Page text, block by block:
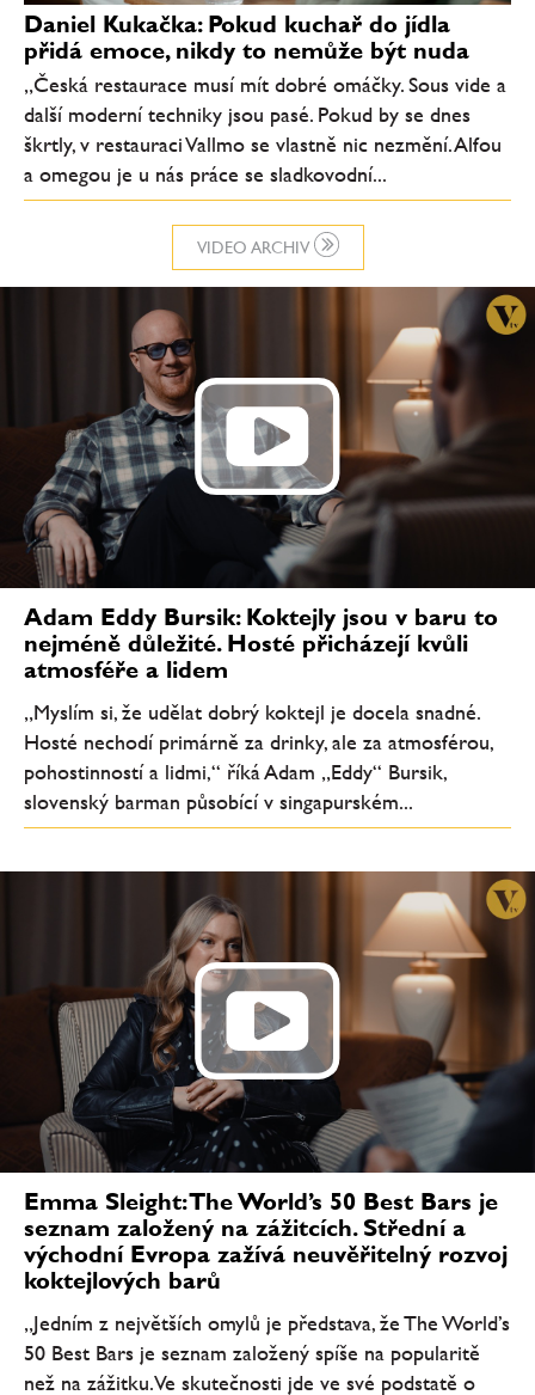
VIDEO ARCHIV
Daniel Kukačka: Pokud kuchař do jídla
přidá emoce, nikdy to nemůže být nuda
„Česká restaurace musí mít dobré omáčky. Sous vide a
další moderní techniky jsou pasé. Pokud by se dnes
škrtly, v restauraci Vallmo se vlastně nic nezmění. Alfou
a omegou je u nás práce se sladkovodní...
Adam Eddy Bursik: Koktejly jsou v baru to
nejméně důležité. Hosté přicházejí kvůli
atmosféře a lidem
„Myslím si, že udělat dobrý koktejl je docela snadné.
Hosté nechodí primárně za drinky, ale za atmosférou,
pohostinností a lidmi,“ říká Adam „Eddy“ Bursik,
slovenský barman působící v singapurském...
Emma Sleight: The World’s 50 Best Bars je
seznam založený na zážitcích. Střední a
východní Evropa zažívá neuvěřitelný rozvoj
koktejlových barů
„Jedním z největších omylů je představa, že The World’s
50 Best Bars je seznam založený spíše na popularitě
než na zážitku. Ve skutečnosti jde ve své podstatě o